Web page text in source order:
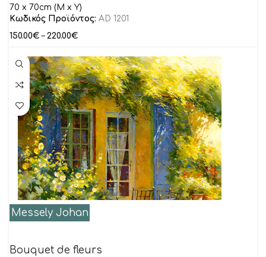
70 x 70cm (M x Y)
Κωδικός Προϊόντος: AD 1201
150.00€ – 220.00€
Messely Johan
Bouquet de fleurs